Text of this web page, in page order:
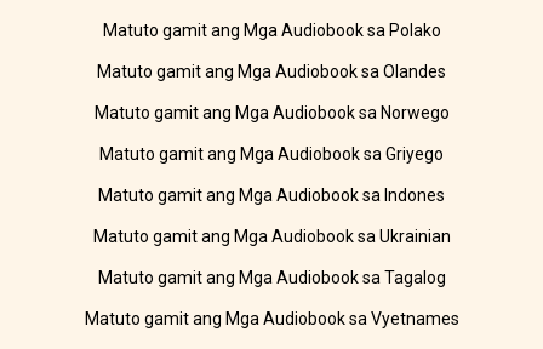
Matuto gamit ang Mga Audiobook sa Polako
Matuto gamit ang Mga Audiobook sa Olandes
Matuto gamit ang Mga Audiobook sa Norwego
Matuto gamit ang Mga Audiobook sa Griyego
Matuto gamit ang Mga Audiobook sa Indones
Matuto gamit ang Mga Audiobook sa Ukrainian
Matuto gamit ang Mga Audiobook sa Tagalog
Matuto gamit ang Mga Audiobook sa Vyetnames